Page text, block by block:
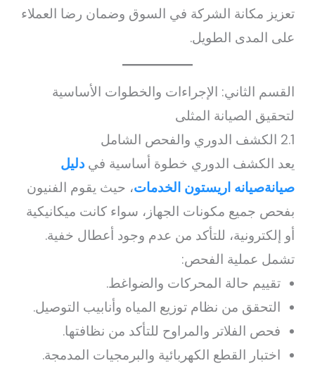
تعزيز مكانة الشركة في السوق وضمان رضا العملاء
على المدى الطويل.
القسم الثاني: الإجراءات والخطوات الأساسية
لتحقيق الصيانة المثلى
2.1 الكشف الدوري والفحص الشامل
يعد الكشف الدوري خطوة أساسية فيدليل
صيانةصيانه اريستون الخدمات، حيث يقوم الفنيون
بفحص جميع مكونات الجهاز، سواء كانت ميكانيكية
أو إلكترونية، للتأكد من عدم وجود أعطال خفية.
تشمل عملية الفحص:
تقييم حالة المحركات والضواغط.
التحقق من نظام توزيع المياه وأنابيب التوصيل.
فحص الفلاتر والمراوح للتأكد من نظافتها.
اختبار القطع الكهربائية والبرمجيات المدمجة.